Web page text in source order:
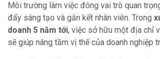
Môi trường làm việc đóng vai trò quan
đẩy sáng tạo và gắn kết nhân viên. Trong
doanh 5 năm tới, việc sở hữu một địa chỉ
sẽ giúp nâng tầm vị thế của doanh nghiệp